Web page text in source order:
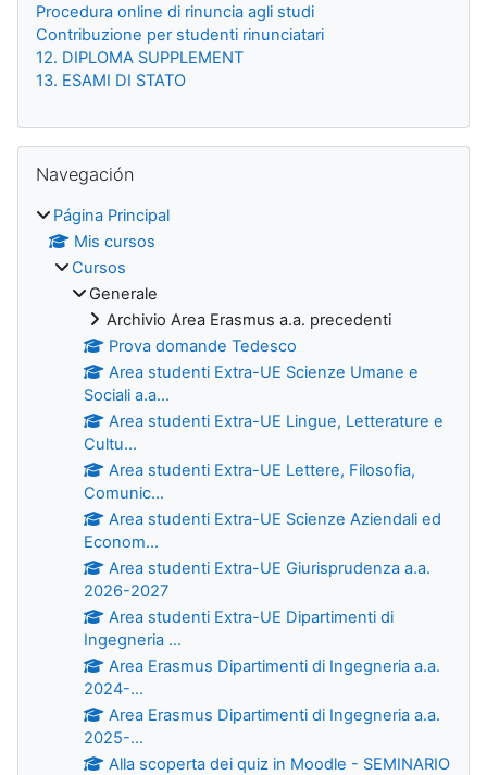
Procedura online di rinuncia agli studi
Contribuzione per studenti rinunciatari
12. DIPLOMA SUPPLEMENT
13. ESAMI DI STATO
Navegación
Página Principal
Mis cursos
Cursos
Generale
Archivio Area Erasmus a.a. precedenti
Prova domande Tedesco
Area studenti Extra-UE Scienze Umane e
Sociali a.a...
Area studenti Extra-UE Lingue, Letterature e
Cultu...
Area studenti Extra-UE Lettere, Filosofia,
Comunic...
Area studenti Extra-UE Scienze Aziendali ed
Econom...
Area studenti Extra-UE Giurisprudenza a.a.
2026-2027
Area studenti Extra-UE Dipartimenti di
Ingegneria ...
Area Erasmus Dipartimenti di Ingegneria a.a.
2024-...
Area Erasmus Dipartimenti di Ingegneria a.a.
2025-...
Alla scoperta dei quiz in Moodle - SEMINARIO